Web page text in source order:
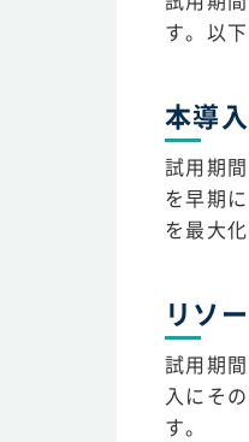
す。以
本導
試用期
を早期
を最大
リソ
試用期
入にそ
す。